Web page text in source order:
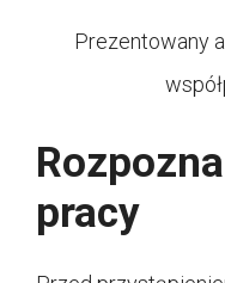
Prezentowany
pracy